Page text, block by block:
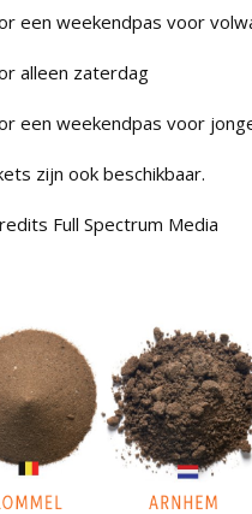
een weekendpas voor
alleen zaterdag
een weekendpas voor
zijn ook beschikbaar.
Full Spectrum Media